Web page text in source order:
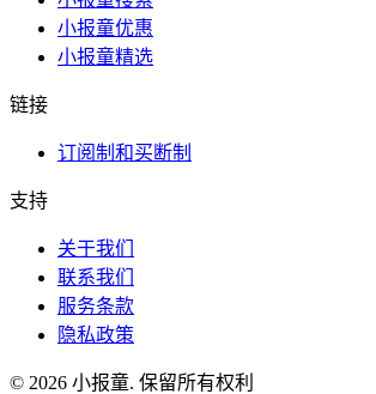
小报童优惠
小报童精选
链接
订阅制和买断制
支持
关于我们
联系我们
服务条款
隐私政策
© 2026 小报童. 保留所有权利